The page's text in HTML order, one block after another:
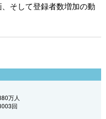
そして登録者数増加の動
万人
回